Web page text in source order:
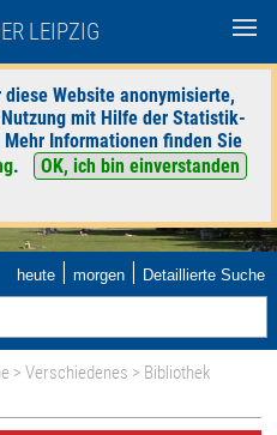
LEIPZIG
Website anonymisierte,
mit Hilfe der Statistik-
Informationen finden Sie
.
OK, ich bin einverstanden
heute | morgen | Detaillierte Suche
>Verschiedenes > Bibliothek